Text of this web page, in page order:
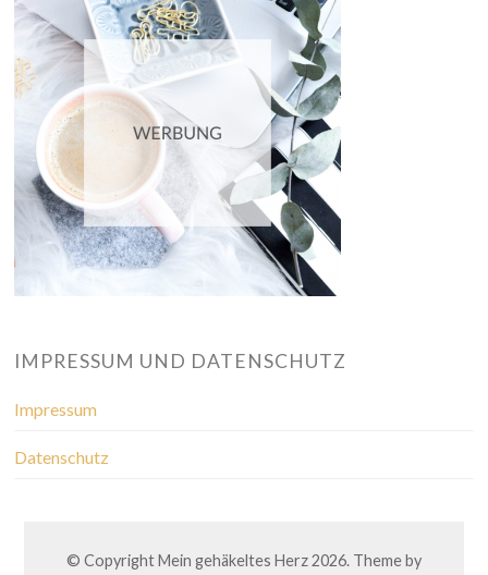
IMPRESSUM UND DATENSCHUTZ
Impressum
Datenschutz
© CopyrightMein gehäkeltes Herz2026. Theme by